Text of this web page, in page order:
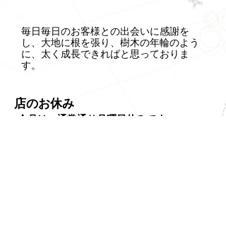
毎日毎日のお客様との出会いに感謝を
し、大地に根を張り、樹木の年輪のよう
に、太く成長できればと思っておりま
す。​
店のお休み
今月は、通常通り月曜日休みです。